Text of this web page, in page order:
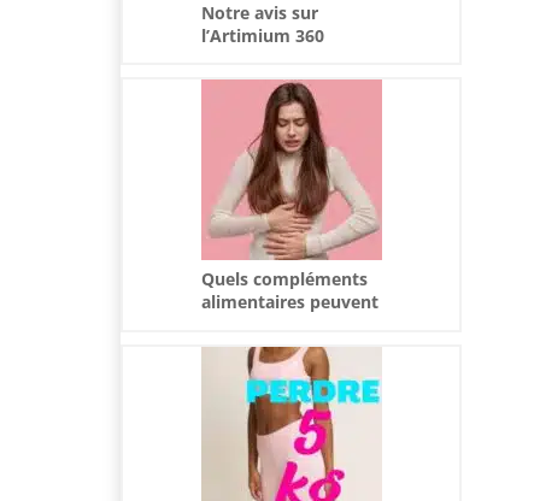
Notre avis sur
l’Artimium 360
Quels compléments
alimentaires peuvent
difficile ?